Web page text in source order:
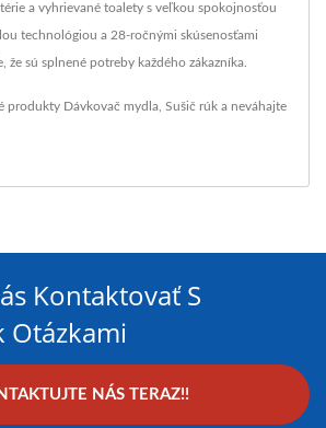
a vyhrievané toalety s veľkou spokojnosťou
technológiou a 28-ročnými skúsenosťami
že sú splnené potreby každého zákazníka.
produkty Dávkovač mydla Sušič rúk a neváhajte
Kontaktovať S
Otázkami
NÁS TERAZ!!